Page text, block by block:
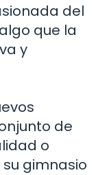
del
que la
y
de
o
gimnasio